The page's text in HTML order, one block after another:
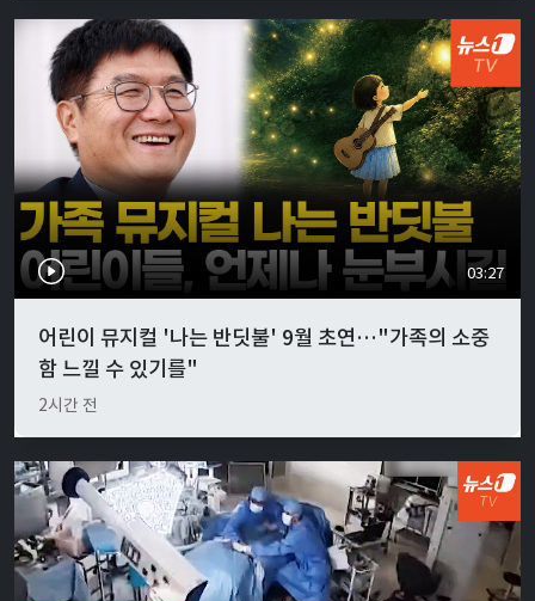
03:27
어린이 뮤지컬 '나는 반딧불' 9월 초연…"가족의 소중
함 느낄 수 있기를"
2시간 전